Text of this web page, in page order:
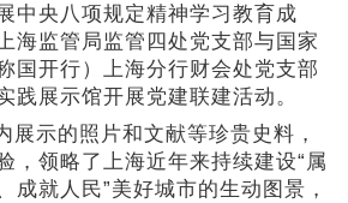
中央八项规定精神学习教育成
海监管局监管四处党支部与国家
国开行）上海分行财会处党支部
践展示馆开展党建联建活动。
展示的照片和文献等珍贵史料，
，领略了上海近年来持续建设“属
成就人民”美好城市的生动图景，